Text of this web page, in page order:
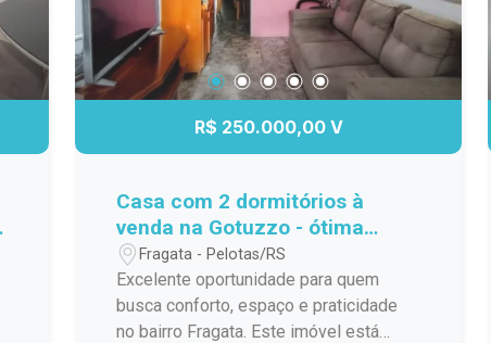
R$ 250.000,00 V
Casa com 2 dormitórios à
venda na Gotuzzo - ótima
localização com pátio amplo.
Fragata - Pelotas/RS
Excelente oportunidade para quem
busca conforto, espaço e praticidade
no bairro Fragata. Este imóvel está